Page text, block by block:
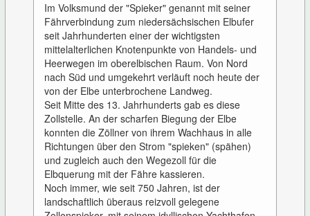
Im Volksmund der "Spieker" genannt mit seiner
Fährverbindung zum niedersächsischen Elbufer
seit Jahrhunderten einer der wichtigsten
mittelalterlichen Knotenpunkte von Handels- und
Heerwegen im oberelbischen Raum. Von Nord
nach Süd und umgekehrt verläuft noch heute der
von der Elbe unterbrochene Landweg.
Seit Mitte des 13. Jahrhunderts gab es diese
Zollstelle. An der scharfen Biegung der Elbe
konnten die Zöllner von ihrem Wachhaus in alle
Richtungen über den Strom "spieken" (spähen)
und zugleich auch den Wegezoll für die
Elbquerung mit der Fähre kassieren.
Noch immer, wie seit 750 Jahren, ist der
landschaftlich überaus reizvoll gelegene